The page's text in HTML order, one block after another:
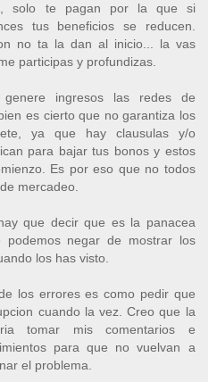
solo te pagan por la que si
tus beneficios se reducen.
no ta la dan al inicio... la vas
participas y profundizas.
ingresos las redes de
es cierto que no garantiza los
ya que hay clausulas y/o
para bajar tus bonos y estos
Es por eso que no todos
mercadeo.
que decir que es la panacea
podemos negar de mostrar los
los has visto.
los errores es como pedir que
cuando la vez. Creo que la
tomar mis comentarios e
para que no vuelvan a
el problema.